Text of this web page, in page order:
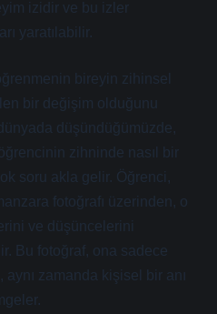
izidir ve bu izler
yaratılabilir.
bireyin zihinsel
bir değişim olduğunu
düşündüğümüzde,
zihninde nasıl bir
soru akla gelir. Öğrenci,
fotoğrafı üzerinden, o
ve düşüncelerini
Bu fotoğraf, ona sadece
zamanda kişisel bir anı